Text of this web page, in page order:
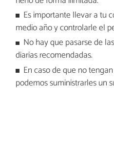
Es importante llevar a tu
medio año y controlarle el
No hay que pasarse de
diarias recomendadas.
En caso de que no
podemos suministrarles un